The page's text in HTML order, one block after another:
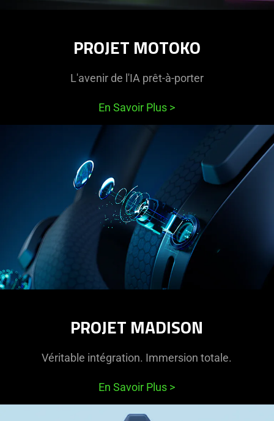
PROJET MOTOKO
L'avenir de l'IA prêt-à-porter
En Savoir Plus >
PROJET MADISON
Véritable intégration. Immersion totale.
En Savoir Plus >